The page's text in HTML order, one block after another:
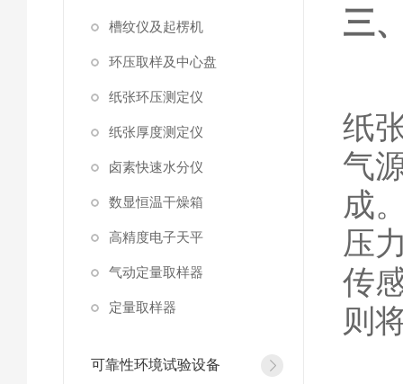
槽纹仪及起楞机
环压取样及中心盘
纸张环压测定仪
纸张厚度测定仪
卤素快速水分仪
数显恒温干燥箱
高精度电子天平
气动定量取样器
定量取样器
可靠性环境试验设备
三
纸
气
成
压
传
则